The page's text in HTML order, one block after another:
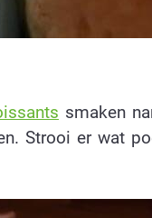
smaken
Strooi er wat